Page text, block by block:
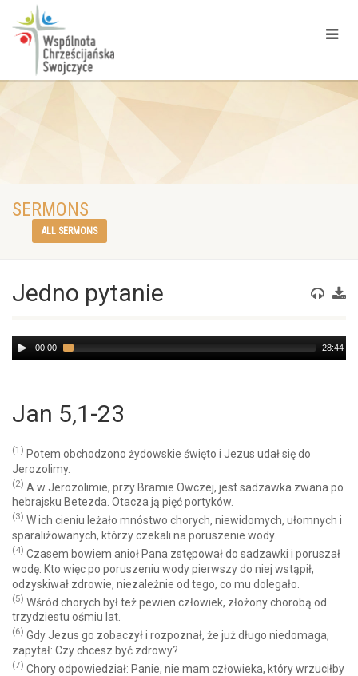
SERMONS
ALL SERMONS
Jedno pytanie
Audio
Player
00:00 28:44
Jan 5,1-23
(1) Potem obchodzono żydowskie święto i Jezus udał się do
Jerozolimy.
(2) A w Jerozolimie, przy Bramie Owczej, jest sadzawka zwana po
hebrajsku Betezda. Otacza ją pięć portyków.
(3) W ich cieniu leżało mnóstwo chorych, niewidomych, ułomnych i
sparaliżowanych, którzy czekali na poruszenie wody.
(4) Czasem bowiem anioł Pana zstępował do sadzawki i poruszał
wodę. Kto więc po poruszeniu wody pierwszy do niej wstąpił,
odzyskiwał zdrowie, niezależnie od tego, co mu dolegało.
(5) Wśród chorych był też pewien człowiek, złożony chorobą od
trzydziestu ośmiu lat.
(6) Gdy Jezus go zobaczył i rozpoznał, że już długo niedomaga,
zapytał: Czy chcesz być zdrowy?
(7) Chory odpowiedział: Panie, nie mam człowieka, który wrzuciłby